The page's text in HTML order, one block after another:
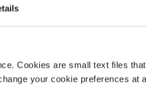
Cookies are small text files
your cookie preferences at